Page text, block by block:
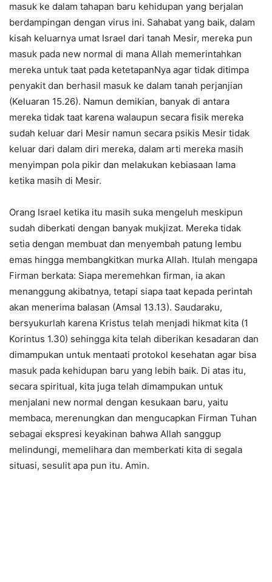
masuk ke dalam tahapan baru kehidupan yang berjalan
berdampingan dengan virus ini. Sahabat yang baik, dalam
kisah keluarnya umat Israel dari tanah Mesir, mereka pun
masuk pada new normal di mana Allah memerintahkan
mereka untuk taat pada ketetapanNya agar tidak ditimpa
penyakit dan berhasil masuk ke dalam tanah perjanjian
(Keluaran 15.26). Namun demikian, banyak di antara
mereka tidak taat karena walaupun secara fisik mereka
sudah keluar dari Mesir namun secara psikis Mesir tidak
keluar dari dalam diri mereka, dalam arti mereka masih
menyimpan pola pikir dan melakukan kebiasaan lama
ketika masih di Mesir.
Orang Israel ketika itu masih suka mengeluh meskipun
sudah diberkati dengan banyak mukjizat. Mereka tidak
setia dengan membuat dan menyembah patung lembu
emas hingga membangkitkan murka Allah. Itulah mengapa
Firman berkata: Siapa meremehkan firman, ia akan
menanggung akibatnya, tetapi siapa taat kepada perintah
akan menerima balasan (Amsal 13.13). Saudaraku,
bersyukurlah karena Kristus telah menjadi hikmat kita (1
Korintus 1.30) sehingga kita telah diberikan kesadaran dan
dimampukan untuk mentaati protokol kesehatan agar bisa
masuk pada kehidupan baru yang lebih baik. Di atas itu,
secara spiritual, kita juga telah dimampukan untuk
menjalani new normal dengan kesukaan baru, yaitu
membaca, merenungkan dan mengucapkan Firman Tuhan
sebagai ekspresi keyakinan bahwa Allah sanggup
melindungi, memelihara dan memberkati kita di segala
situasi, sesulit apa pun itu. Amin.